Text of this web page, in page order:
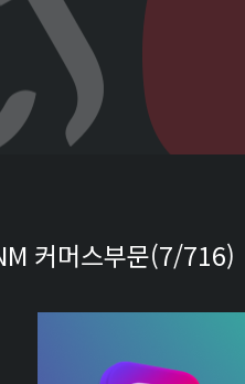
커머스부문(7/716)